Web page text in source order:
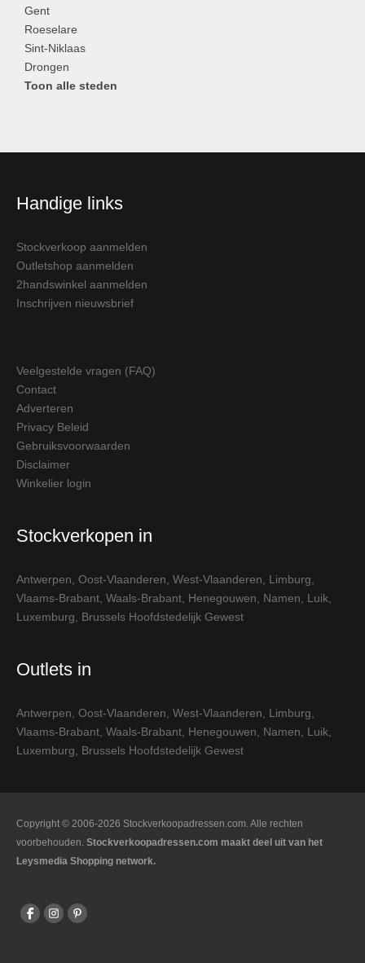
Gent
Roeselare
Sint-Niklaas
Drongen
Toon alle steden
Handige links
Stockverkoop aanmelden
Outletshop aanmelden
2handswinkel aanmelden
Inschrijven nieuwsbrief
Veelgestelde vragen (FAQ)
Contact
Adverteren
Privacy Beleid
Gebruiksvoorwaarden
Disclaimer
Winkelier login
Stockverkopen in
Antwerpen, Oost-Vlaanderen, West-Vlaanderen, Limburg,
Vlaams-Brabant, Waals-Brabant, Henegouwen, Namen, Luik,
Luxemburg, Brussels Hoofdstedelijk Gewest
Outlets in
Antwerpen, Oost-Vlaanderen, West-Vlaanderen, Limburg,
Vlaams-Brabant, Waals-Brabant, Henegouwen, Namen, Luik,
Luxemburg, Brussels Hoofdstedelijk Gewest
Copyright © 2006-2026 Stockverkoopadressen.com. Alle rechten
voorbehouden. Stockverkoopadressen.com maakt deel uit van het
Leysmedia Shopping network.